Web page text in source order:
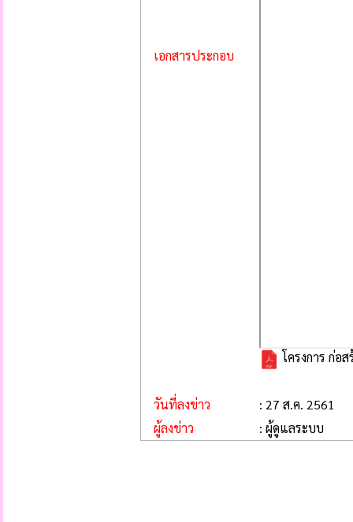
เอกสารประกอบ
โครงการ ก่อ
วันที่ลงข่าว
: 27 ส.ค. 2561
ผู้ลงข่าว
: ผู้ดูแลระบบ